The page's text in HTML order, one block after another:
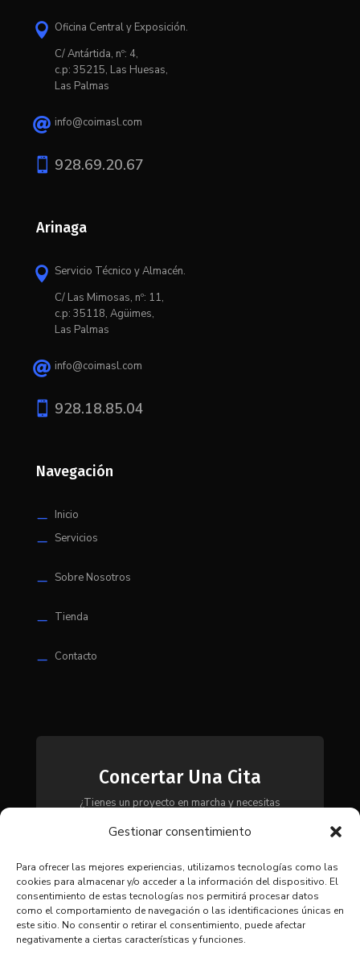
Gestionar consentimiento
Para ofrecer las mejores experiencias, utilizamos tecnologías como las
cookies para almacenar y/o acceder a la información del dispositivo. El
consentimiento de estas tecnologías nos permitirá procesar datos
como el comportamiento de navegación o las identificaciones únicas en
este sitio. No consentir o retirar el consentimiento, puede afectar
negativamente a ciertas características y funciones.
 Oficina Central y Exposición.
C/ Antártida, nº: 4,
c.p: 35215, Las Huesas,
Las Palmas
 info@coimasl.com
 928.69.20.67
Arinaga
 Servicio Técnico y Almacén.
C/ Las Mimosas, nº: 11,
c.p: 35118, Agüimes,
Las Palmas
 info@coimasl.com
 928.18.85.04
Navegación
K Inicio
K Servicios
K Sobre Nosotros
K Tienda
K Contacto
Concertar Una Cita
¿Tienes un proyecto en marcha y necesitas
contacto con nosotros y te asesoraremos para
necesidades.
CONTACTAR